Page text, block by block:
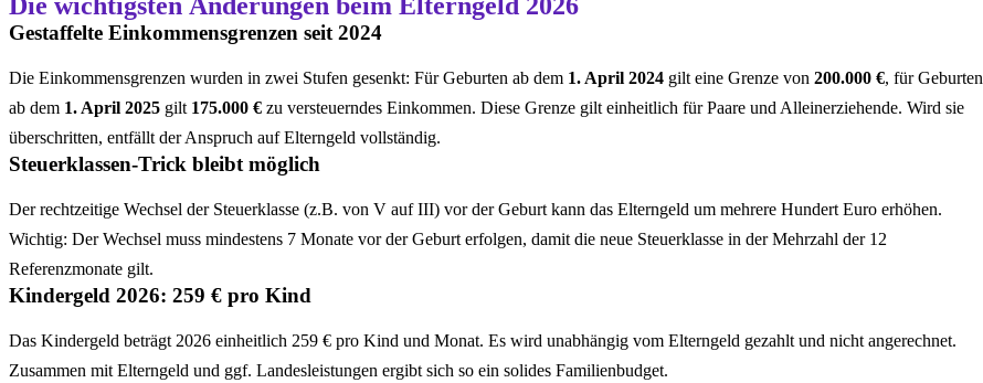
Die wichtigsten Änderungen beim Elterngeld 2026
Gestaffelte Einkommensgrenzen seit 2024
Die Einkommensgrenzen wurden in zwei Stufen gesenkt: Für Geburten ab dem 1. April 2024 gilt eine Grenze von 200.000 €, für Geburten
ab dem 1. April 2025 gilt 175.000 € zu versteuerndes Einkommen. Diese Grenze gilt einheitlich für Paare und Alleinerziehende. Wird sie
überschritten, entfällt der Anspruch auf Elterngeld vollständig.
Steuerklassen-Trick bleibt möglich
Der rechtzeitige Wechsel der Steuerklasse (z.B. von V auf III) vor der Geburt kann das Elterngeld um mehrere Hundert Euro erhöhen.
Wichtig: Der Wechsel muss mindestens 7 Monate vor der Geburt erfolgen, damit die neue Steuerklasse in der Mehrzahl der 12
Referenzmonate gilt.
Kindergeld 2026: 259 € pro Kind
Das Kindergeld beträgt 2026 einheitlich 259 € pro Kind und Monat. Es wird unabhängig vom Elterngeld gezahlt und nicht angerechnet.
Zusammen mit Elterngeld und ggf. Landesleistungen ergibt sich so ein solides Familienbudget.